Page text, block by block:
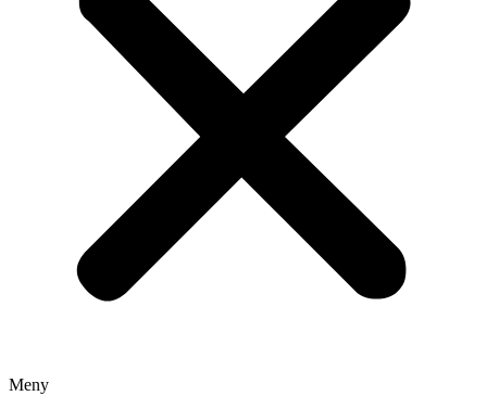
Meny